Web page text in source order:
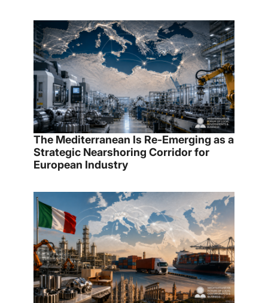
The Mediterranean Is Re-Emerging as a
Strategic Nearshoring Corridor for
European Industry